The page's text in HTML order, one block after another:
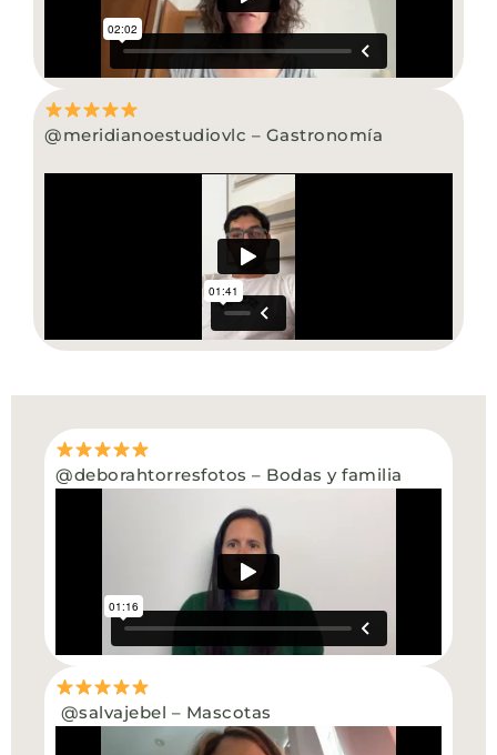
@meridianoestudiovlc – Gastronomía
@deborahtorresfotos – Bodas y familia
@salvajebel – Mascotas